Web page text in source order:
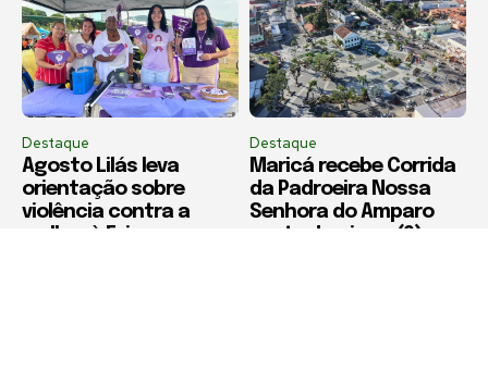
Destaque
Agosto Lilás leva
orientação sobre
violência contra a
mulher à Feira
Destaque
Maricá recebe Corrida
da Padroeira Nossa
Senhora do Amparo
neste domingo (9)